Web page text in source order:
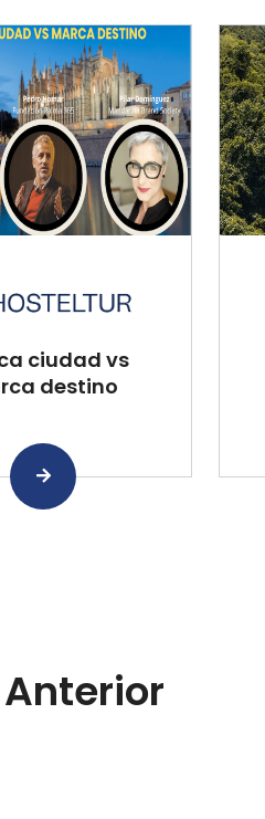
ciudad vs
destino
Anterior